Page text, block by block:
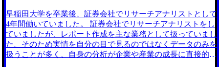
する支援スタイルであることが多いとも伺っていましたが、
効果創出まで支援したかったので、戦略策定に留まらず実行
支援にも支援範囲を広げているファームを志望しました。 3
社です。 数多くのコンサルティングファームとのコネクシ
ョンがあったからです。自身の希望に合った転職先を探すた
早稲田大学を卒業後、証券会社でリサーチアナリストとして
4年間働いていました。 証券会社でリサーチアナリストをし
ていましたが、レポート作成を主な業務として扱っていまし
た。そのため実情を自分の目で見るのではなくデータのみを
扱うことが多く、自身の分析が企業や産業の成長に直接的に